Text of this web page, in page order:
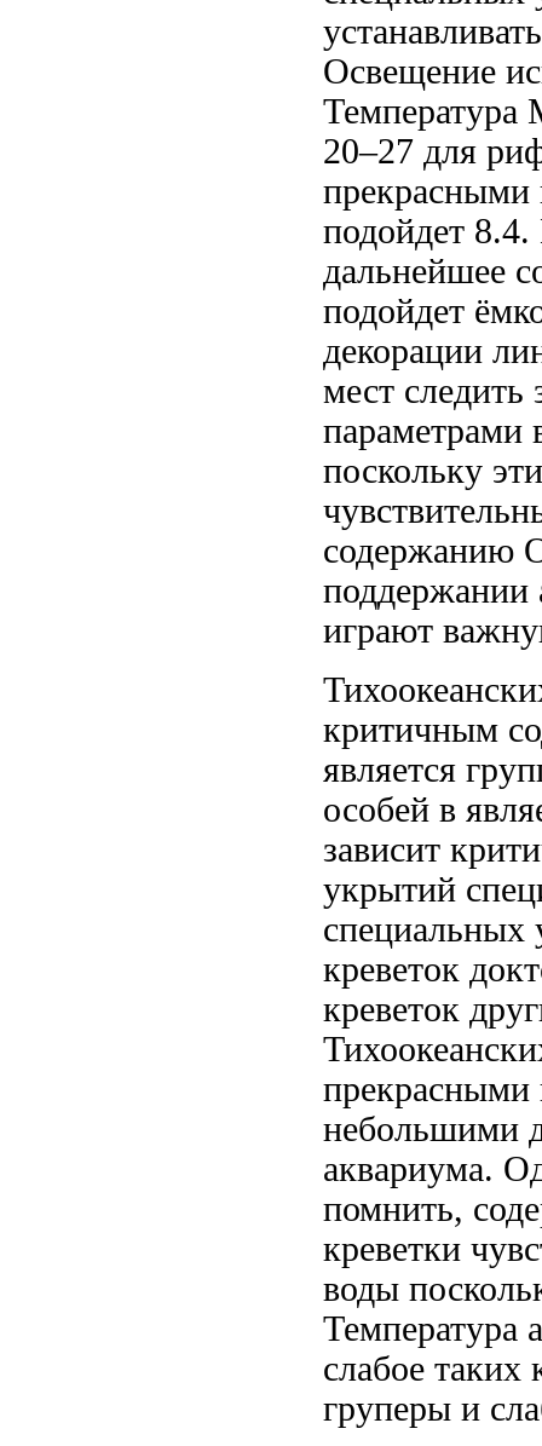
Освещение
Температура
20–27 для
прекрасными
подойдет
дальнейшее
подойдет
декорации
мест следить
параметрами
поскольку
содержанию
поддержании
играют
критичным
является
особей в
зависит
укрытий
креветок
креветок
прекрасными
небольшими
аквариума.
помнить,
креветки
воды
Температура
слабое таких
груперы и